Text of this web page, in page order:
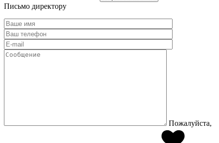
Письмо директору
Пожалуйста,